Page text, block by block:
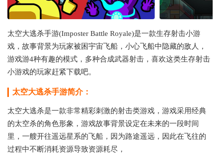
太空大逃杀手游(Imposter Battle Royale)是一款生存射击小游
戏，故事背景为玩家被困宇宙飞船，小心飞船中隐藏的敌人，
游戏游4种有趣的模式，多种合成武器射击，喜欢这类生存射击
小游戏的玩家赶紧下载吧。
太空大逃杀手游简介：
太空大逃杀是一款非常精彩刺激的射击类游戏，游戏采用经典
的太空杀的角色形象，游戏故事背景设定在未来的一段时间
里，一艘开往遥远星系的飞船，因为路途遥远，因此在飞往的
过程中不断消耗资源导致资源耗尽，